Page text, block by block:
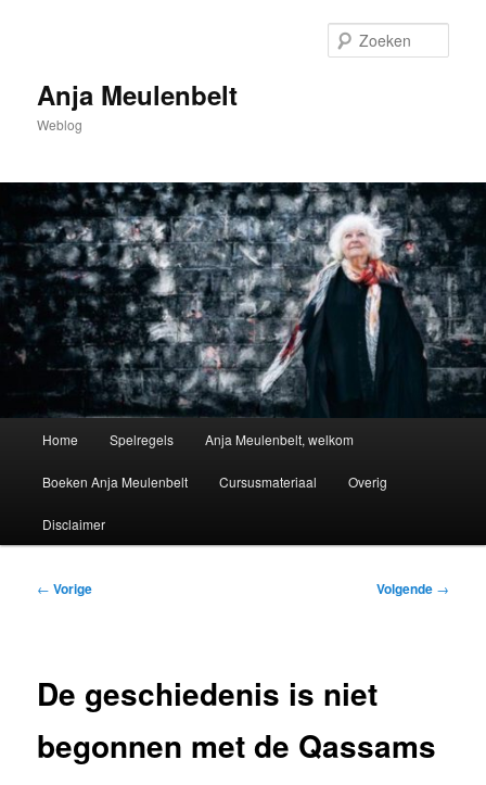
inhoudAnja Meulenbelt
Weblog
Home Spelregels Anja Meulenbelt, welkom
Boeken Anja Meulenbelt Cursusmateriaal Overig
Disclaimer
Bericht
← Vorige Volgende →
De geschiedenis is niet
begonnen met de Qassams